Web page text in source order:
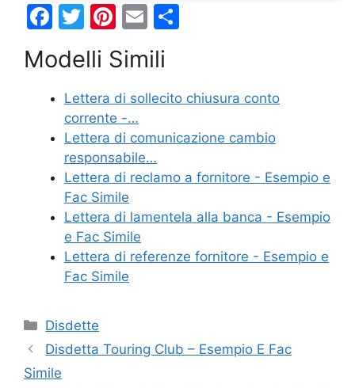
F
c
e
b
o
o
k
T
w
itt
er
Pi
nt
er
e
st
E
m
ai
l
di
di
Modelli Simili
Lettera di sollecito chiusura conto
corrente -…
Lettera di comunicazione cambio
responsabile…
Lettera di reclamo a fornitore - Esempio e
Fac Simile
Lettera di lamentela alla banca - Esempio
e Fac Simile
Lettera di referenze fornitore - Esempio e
Fac Simile
Categorie
Disdette
Disdetta Touring Club – Esempio E Fac
Simile